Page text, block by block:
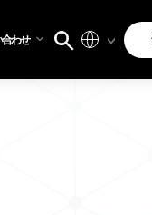
合わせ